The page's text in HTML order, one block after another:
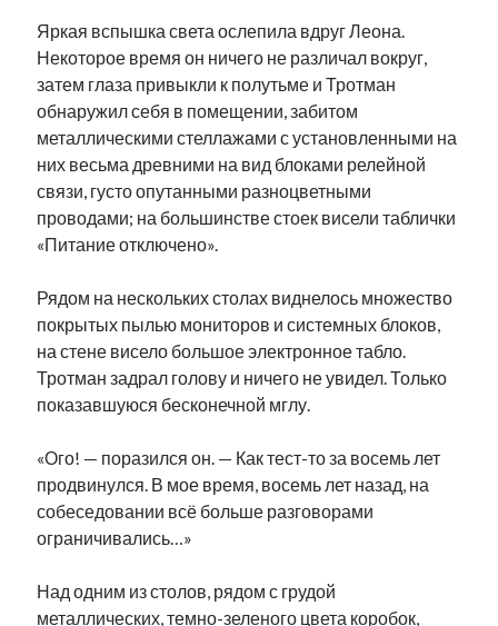
Яркая вспышка света ослепила вдруг Леона.
Некоторое время он ничего не различал вокруг,
затем глаза привыкли к полутьме и Тротман
обнаружил себя в помещении, забитом
металлическими стеллажами с установленными на
них весьма древними на вид блоками релейной
связи, густо опутанными разноцветными
проводами; на большинстве стоек висели таблички
«Питание отключено».
Рядом на нескольких столах виднелось множество
покрытых пылью мониторов и системных блоков,
на стене висело большое электронное табло.
Тротман задрал голову и ничего не увидел. Только
показавшуюся бесконечной мглу.
«Ого! — поразился он. — Как тест-то за восемь лет
продвинулся. В мое время, восемь лет назад, на
собеседовании всё больше разговорами
ограничивались…»
Над одним из столов, рядом с грудой
металлических, темно-зеленого цвета коробок,